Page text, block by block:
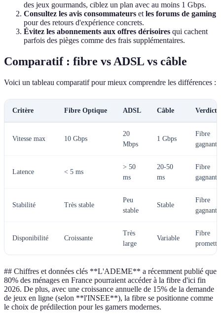
des jeux gourmands, ciblez un plan avec au moins 1 Gbps.
Consultez les avis consommateurs et les forums de gaming
pour des retours d'expérience concrets.
Évitez les abonnements aux offres dérisoires qui cachent
parfois des pièges comme des frais supplémentaires.
Comparatif : fibre vs ADSL vs câble
Voici un tableau comparatif pour mieux comprendre les différences :
Critère Fibre Optique ADSL Câble Verdict
Vitesse max 10 Gbps
20
Mbps
1 Gbps
Fibre
gagnante
Latence < 5 ms
> 50
ms
20-50
ms
Fibre
gagnante
Stabilité Très stable
Peu
stable
Stable
Fibre
gagnante
Disponibilité Croissante
Très
large
Variable
Fibre
## Chiffres et données clés **L'ADEME** a récemment publié que
80% des ménages en France pourraient accéder à la fibre d'ici fin
2026. De plus, avec une croissance annuelle de 15% de la demande
de jeux en ligne (selon **l'INSEE**), la fibre se positionne comme
le choix de prédilection pour les gamers modernes.